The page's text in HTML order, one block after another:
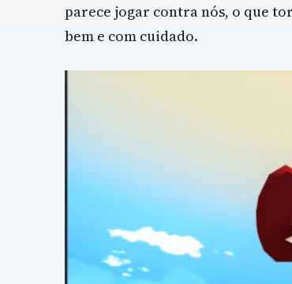
parece jogar contra nós, o que
bem e com cuidado.